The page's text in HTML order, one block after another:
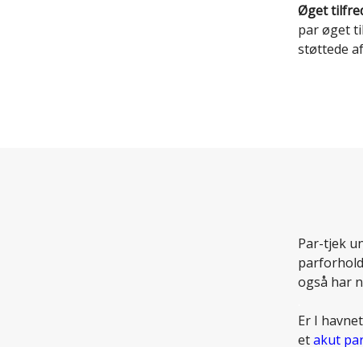
Øget
par øget
støttede
Par-tjek
også har
Er I
etakut